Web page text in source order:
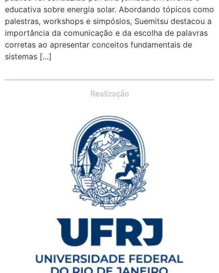
educativa sobre energia solar. Abordando tópicos como
palestras, workshops e simpósios, Suemitsu destacou a
importância da comunicação e da escolha de palavras
corretas ao apresentar conceitos fundamentais de
sistemas […]
Realização